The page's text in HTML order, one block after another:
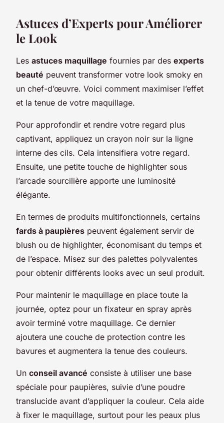
Astuces d’Experts pour Améliorer
le Look
Les astuces maquillage fournies par des experts
beauté peuvent transformer votre look smoky en
un chef-d’œuvre. Voici comment maximiser l’effet
et la tenue de votre maquillage.
Pour approfondir et rendre votre regard plus
captivant, appliquez un crayon noir sur la ligne
interne des cils. Cela intensifiera votre regard.
Ensuite, une petite touche de highlighter sous
l’arcade sourcilière apporte une luminosité
élégante.
En termes de produits multifonctionnels, certains
fards à paupières peuvent également servir de
blush ou de highlighter, économisant du temps et
de l’espace. Misez sur des palettes polyvalentes
pour obtenir différents looks avec un seul produit.
Pour maintenir le maquillage en place toute la
journée, optez pour un fixateur en spray après
avoir terminé votre maquillage. Ce dernier
ajoutera une couche de protection contre les
bavures et augmentera la tenue des couleurs.
Un conseil avancé consiste à utiliser une base
spéciale pour paupières, suivie d’une poudre
translucide avant d’appliquer la couleur. Cela aide
à fixer le maquillage, surtout pour les peaux plus